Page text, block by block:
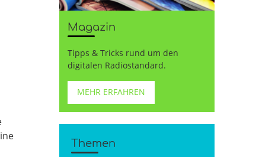
Magazin
Tipps & Tricks rund um den
digitalen Radiostandard.
MEHR ERFAHREN
Themen